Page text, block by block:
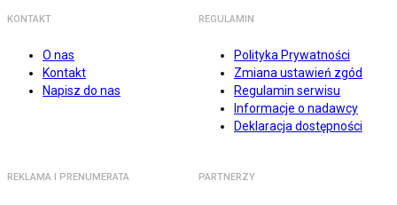
KONTAKT
O nas
Kontakt
Napisz do nas
REGULAMIN
Polityka Prywatności
Zmiana ustawień zgód
Regulamin serwisu
Informacje o nadawcy
Deklaracja dostępności
REKLAMA I PRENUMERATA PARTNERZY